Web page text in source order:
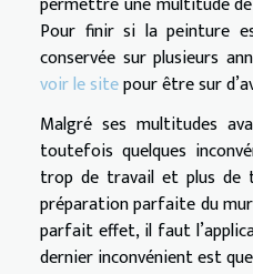
Pour finir si la peinture
conservée sur plusieurs
voir le sitepour être sur
Malgré ses multitudes
toutefois quelques
trop de travail et plus de
préparation parfaite du
parfait effet, il faut
dernier inconvénient est